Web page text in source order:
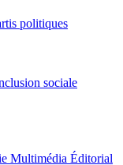
politiques
sociale
Multimédia Éditorial